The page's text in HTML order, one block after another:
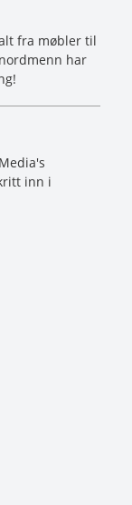
fra møbler til
har
inn i